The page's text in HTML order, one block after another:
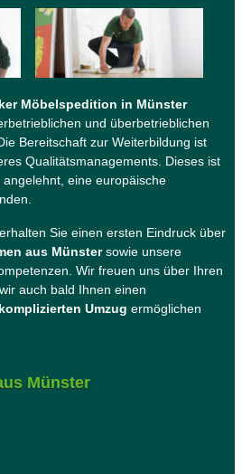
Möbelspedition in Münster
und überbetrieblichen
Bereitschaft zur Weiterbildung ist
Qualitätsmanagements. Dieses ist
eine europäische
Sie einen ersten Eindruck über
aus Münstersowie unsere
Wir freuen uns über Ihren
auch bald Ihnen einen
Umzug ermöglichen
Münster